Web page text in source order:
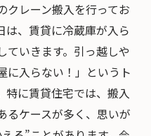
クレーン搬入を行ってお
は、賃貸に冷蔵庫が入ら
ていきます。引っ越しや
に入らない！」というト
特に賃貸住宅では、搬入
るケースが多く、思いが